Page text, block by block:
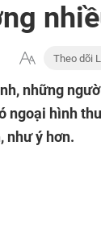
Theo dõi
những
ngoại hình
như ý hơn.